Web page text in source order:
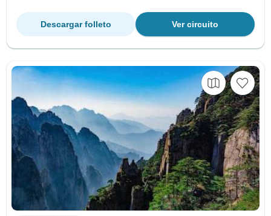
Ver circuito
Descargar folleto